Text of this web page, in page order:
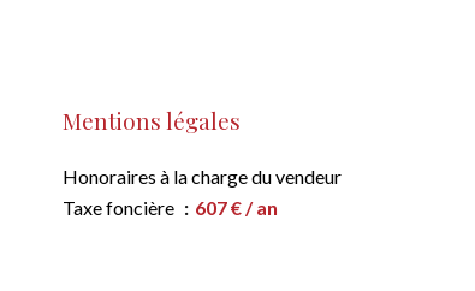
Mentions légales
Honoraires à la charge du vendeur
Taxe foncière
607 € / an